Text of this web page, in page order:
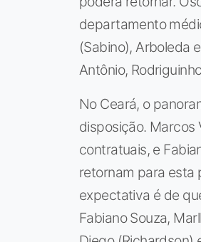
departamento
(Sabino), Arboleda
Antônio,
No Ceará, o
disposição. Marcos
contratuais, e
retornam para esta
expectativa é de
Fabiano Souza,